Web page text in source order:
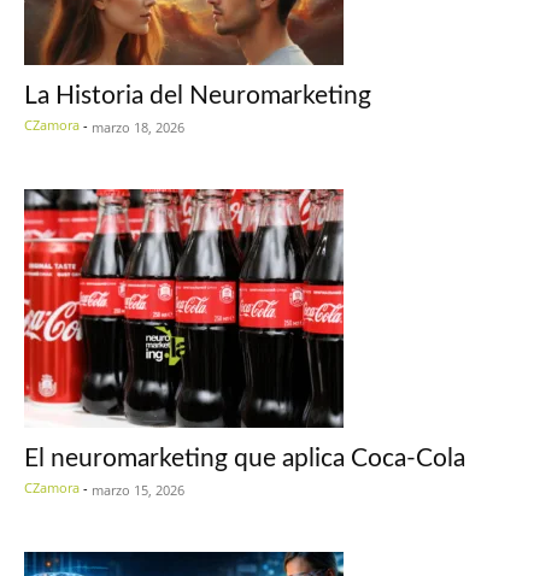
La Historia del Neuromarketing
CZamora - marzo 18, 2026
El neuromarketing que aplica Coca-Cola
CZamora - marzo 15, 2026